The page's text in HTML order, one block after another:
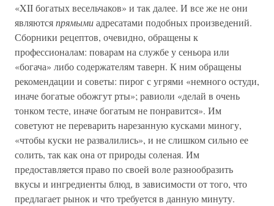
«XII богатых весельчаков» и так далее. И все же не они
являютсяпрямымиадресатами подобных произведений.
Сборники рецептов, очевидно, обращены к
профессионалам: поварам на службе у сеньора или
«богача» либо содержателям таверн. К ним обращены
рекомендации и советы: пирог с угрями «немного остуди,
иначе богатые обожгут рты»; равиоли «делай в очень
тонком тесте, иначе богатым не понравится». Им
советуют не переварить нарезанную кусками миногу,
«чтобы куски не развалились», и не слишком сильно ее
солить, так как она от природы соленая. Им
предоставляется право по своей воле разнообразить
вкусы и ингредиенты блюд, в зависимости от того, что
предлагает рынок и что требуется в данную минуту.